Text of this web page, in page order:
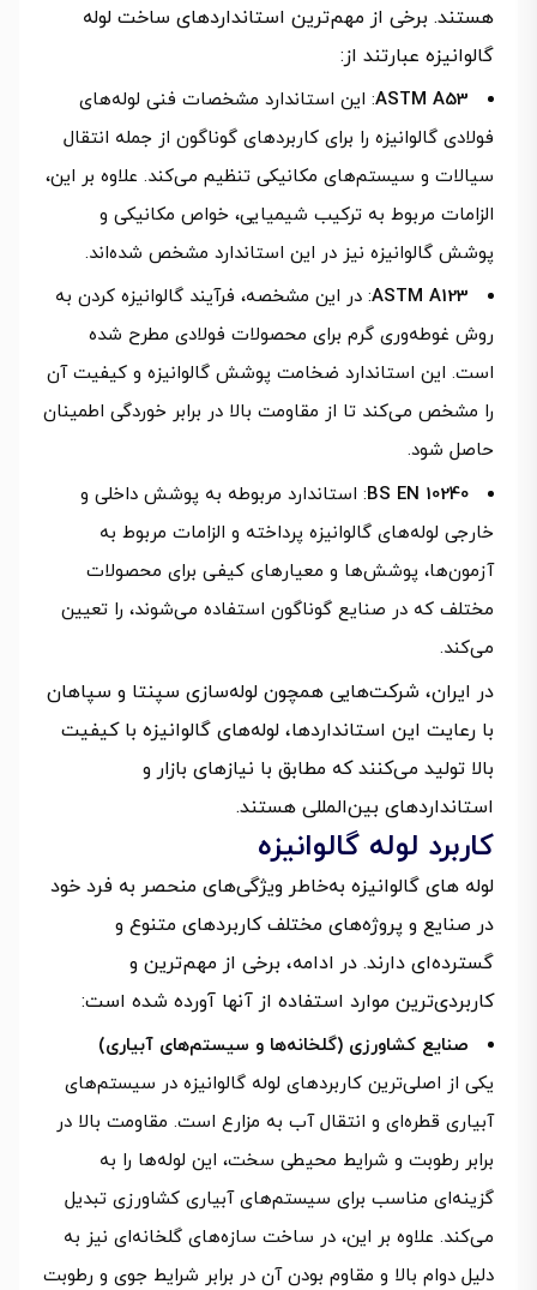
هستند. برخی از مهم‌ترین استانداردهای ساخت لوله
گالوانیزه عبارتند از:
ASTM A53: این استاندارد مشخصات فنی لوله‌های
فولادی گالوانیزه را برای کاربردهای گوناگون از جمله انتقال
سیالات و سیستم‌های مکانیکی تنظیم می‌کند. علاوه بر این،
الزامات مربوط به ترکیب شیمیایی، خواص مکانیکی و
پوشش گالوانیزه نیز در این استاندارد مشخص شده‌اند.
ASTM A123: در این مشخصه، فرآیند گالوانیزه کردن به
روش غوطه‌وری گرم برای محصولات فولادی مطرح شده
است. این استاندارد ضخامت پوشش گالوانیزه و کیفیت آن
را مشخص می‌کند تا از مقاومت بالا در برابر خوردگی اطمینان
حاصل شود.
BS EN 10240: استاندارد مربوطه به پوشش داخلی و
خارجی لوله‌های گالوانیزه پرداخته و الزامات مربوط به
آزمون‌ها، پوشش‌ها و معیارهای کیفی برای محصولات
مختلف که در صنایع گوناگون استفاده می‌شوند، را تعیین
می‌کند.
در ایران، شرکت‌هایی همچون لوله‌سازی سپنتا و سپاهان
با رعایت این استانداردها، لوله‌های گالوانیزه با کیفیت
بالا تولید می‌کنند که مطابق با نیازهای بازار و
استانداردهای بین‌المللی هستند.
کاربرد لوله گالوانیزه
لوله‌ های گالوانیزه به‌خاطر ویژگی‌های منحصر به فرد خود
در صنایع و پروژه‌های مختلف کاربردهای متنوع و
گسترده‌ای دارند. در ادامه، برخی از مهم‌ترین و
کاربردی‌ترین موارد استفاده از آنها آورده شده است:
صنایع کشاورزی (گلخانه‌ها و سیستم‌های آبیاری)
یکی از اصلی‌ترین کاربردهای لوله گالوانیزه در سیستم‌های
آبیاری قطره‌ای و انتقال آب به مزارع است. مقاومت بالا در
برابر رطوبت و شرایط محیطی سخت، این لوله‌ها را به
گزینه‌ای مناسب برای سیستم‌های آبیاری کشاورزی تبدیل
می‌کند. علاوه بر این، در ساخت سازه‌های گلخانه‌ای نیز به
دلیل دوام بالا و مقاوم بودن آن در برابر شرایط جوی و رطوبت